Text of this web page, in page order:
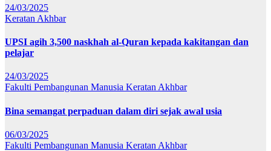
24/03/2025
Keratan Akhbar
UPSI agih 3,500 naskhah al-Quran kepada kakitangan dan
pelajar
24/03/2025
Fakulti Pembangunan Manusia Keratan Akhbar
Bina semangat perpaduan dalam diri sejak awal usia
06/03/2025
Fakulti Pembangunan Manusia Keratan Akhbar